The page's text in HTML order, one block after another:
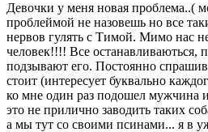
Девочки у меня новая проблема..(
проблеймой не назовешь но все
нервов гулять с Тимой. Мимо нас
человек!!!! Все останавливаються,
подзывают его. Постоянно
стоит (интересует буквально
ко мне один раз подошел мужчина
это не прилично заводить таких
а мы тут со своими псинами... я в